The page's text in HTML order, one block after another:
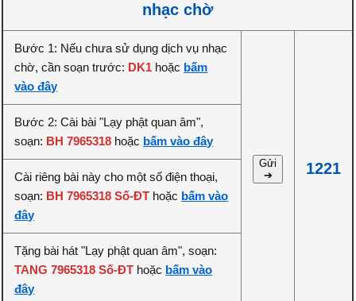
nhạc chờ
Bước 1: Nếu chưa sử dụng dịch vụ nhạc
chờ, cần soạn trước: DK1 hoặc bấm
vào đây
Gửi
➔
1221
Bước 2: Cài bài "Lạy phật quan âm",
soạn: BH 7965318 hoặc bấm vào đây
Cài riêng bài này cho một số điện thoại,
soạn: BH 7965318 Số-ĐT hoặc bấm vào
đây
Tặng bài hát "Lạy phật quan âm", soạn:
TANG 7965318 Số-ĐT hoặc bấm vào
đây